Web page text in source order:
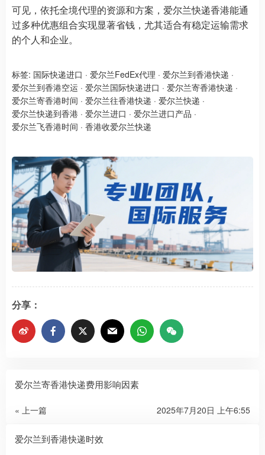
可见，依托全境代理的资源和方案，爱尔兰快递香港能通
过多种优惠组合实现显著省钱，尤其适合有稳定运输需求
的个人和企业。
标签: 国际快递进口 · 爱尔兰FedEx代理 · 爱尔兰到香港快递 ·
爱尔兰到香港空运 · 爱尔兰国际快递进口 · 爱尔兰寄香港快递 ·
爱尔兰寄香港时间 · 爱尔兰往香港快递 · 爱尔兰快递 ·
爱尔兰快递到香港 · 爱尔兰进口 · 爱尔兰进口产品 ·
爱尔兰飞香港时间 · 香港收爱尔兰快递
分享：
爱尔兰寄香港快递费用影响因素
« 上一篇 2025年7月20日 上午6:55
爱尔兰到香港快递时效